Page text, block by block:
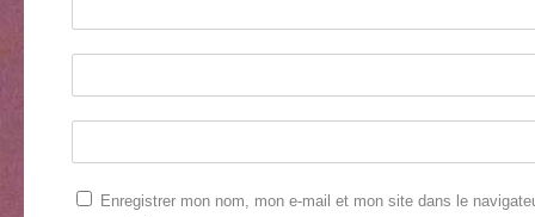
Enregistrer mon nom, mon e-mail et mon site dans le